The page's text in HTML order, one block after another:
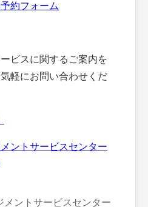
約フォーム
ビスに関するご案内を
軽にお問い合わせくだ
ントサービスセンター
メントサービスセンター